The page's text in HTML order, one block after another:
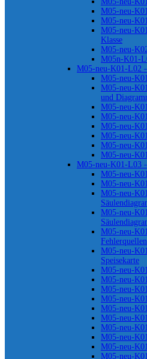
M05-neu-
M05-neu-
M05-neu-
Klasse
M05-neu-
M05n-K01-
M05-neu-K01-L02
M05-neu-
M05-neu-
und
M05-neu-
M05-neu-
M05-neu-
M05-neu-
M05-neu-
M05-neu-
M05-neu-K01-L03
M05-neu-
M05-neu-
M05-neu-
M05-neu-
M05-neu-
M05-neu-
Speisekarte
M05-neu-
M05-neu-
M05-neu-
M05-neu-
M05-neu-
M05-neu-
M05-neu-
M05-neu-
M05-neu-
M05-neu-